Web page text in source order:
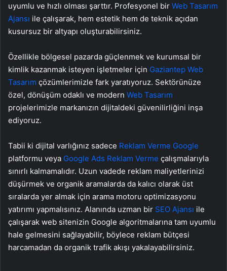
uyumlu ve hızlı olması şarttır. Profesyonel bir Web Tasarım
Ajansı ile çalışarak, hem estetik hem de teknik açıdan
kusursuz bir altyapı oluşturabilirsiniz.
Özellikle bölgesel pazarda güçlenmek ve kurumsal bir
kimlik kazanmak isteyen işletmeler için Gaziantep Web
Tasarım çözümlerimizle fark yaratıyoruz. Sektörünüze
özel, dönüşüm odaklı ve modern Web Tasarım
projelerimizle markanızın dijitaldeki güvenilirliğini inşa
ediyoruz.
Tabii ki dijital varlığınız sadece Reklam Verme Google
platformu veya Google Ads Reklam Verme çalışmalarıyla
sınırlı kalmamalıdır. Uzun vadede reklam maliyetlerinizi
düşürmek ve organik aramalarda da kalıcı olarak üst
sıralarda yer almak için arama motoru optimizasyonu
yatırımı yapmalısınız. Alanında uzman bir SEO Ajansı ile
çalışarak web sitenizin Google algoritmalarına tam uyumlu
hale gelmesini sağlayabilir, böylece reklam bütçesi
harcamadan da organik trafik akışı yakalayabilirsiniz.